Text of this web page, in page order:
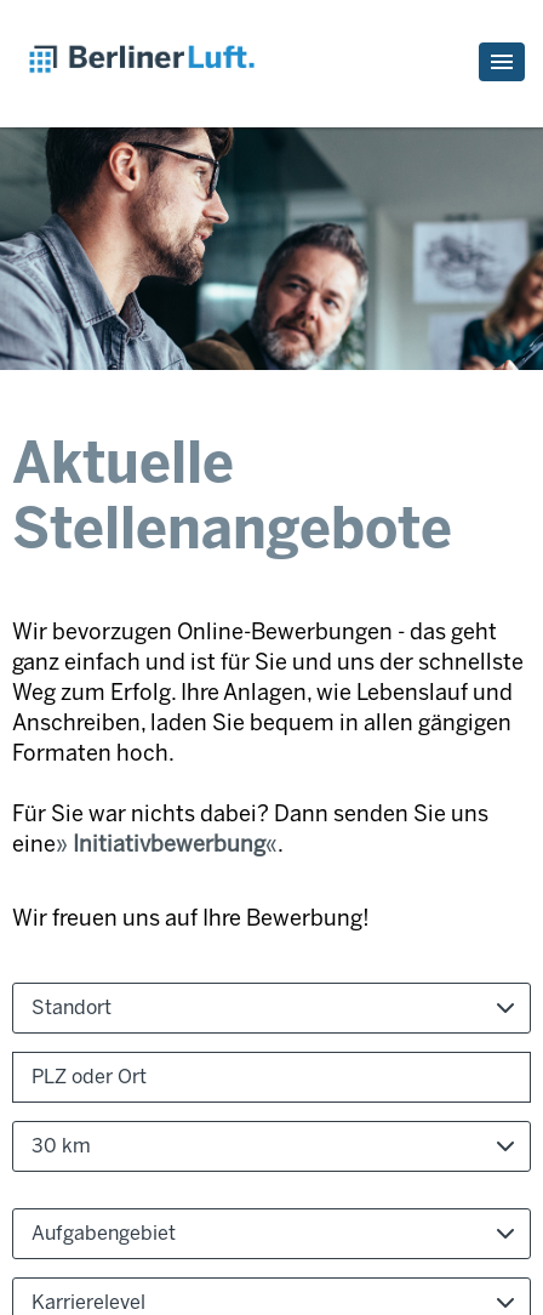
Aktuelle
Stellenangebote
Wir bevorzugen Online-Bewerbungen - das geht
ganz einfach und ist für Sie und uns der schnellste
Weg zum Erfolg. Ihre Anlagen, wie Lebenslauf und
Anschreiben, laden Sie bequem in allen gängigen
Formaten hoch.
Für Sie war nichts dabei? Dann senden Sie uns
eine
Initiativbewerbung .
Wir freuen uns auf Ihre Bewerbung!
Standort
30 km
Aufgabengebiet
Karrierelevel